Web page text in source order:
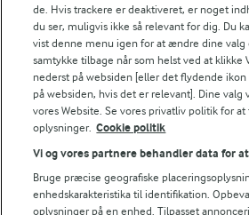
stavblenderen langsomt op
litermålet skråt.
Bank litermålet ned i
få eventuelle luftbobler op til
luftboblerne med en ske. Hæld
finmasket sigte over i en kande
hældetud. Fjern igen
ske.
de. Hvis trackere er deaktiveret, er noget
du ser, muligvis ikke så relevant for dig. Du
vist denne menu igen for at ændre dine
samtykke tilbage når som helst ved at klikke
nederst på websiden [eller det flydende
på websiden, hvis det er relevant]. Dine valg
vores Website. Se vores privatliv politik for at
oplysninger. Cookie politik
Vi og vores partnere behandler data for
Bruge præcise geografiske
enhedskarakteristika til identifikation.
oplysninger på en enhed. Tilpasset